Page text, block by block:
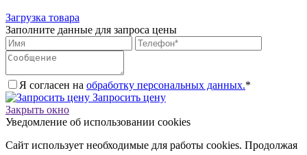
Загрузка товара
Заполните данные для запроса цены
Я согласен на обработку персональных данных.*
Запросить цену
Закрыть окно
Уведомление об использовании cookies
Сайт использует необходимые для работы cookies. Продолжая